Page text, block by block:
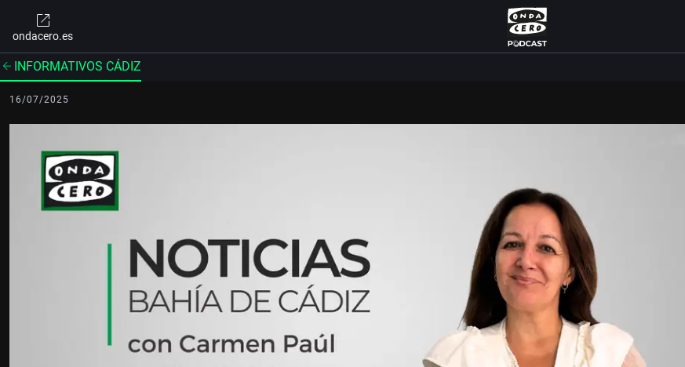
ondacero.es
INFORMATIVOS CÁDIZ
16/07/2025